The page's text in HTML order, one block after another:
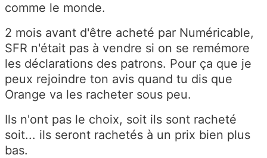
comme le monde.
2 mois avant d'être acheté par Numéricable,
SFR n'était pas à vendre si on se remémore
les déclarations des patrons. Pour ça que je
peux rejoindre ton avis quand tu dis que
Orange va les racheter sous peu.
Ils n'ont pas le choix, soit ils sont racheté
soit... ils seront rachetés à un prix bien plus
bas.